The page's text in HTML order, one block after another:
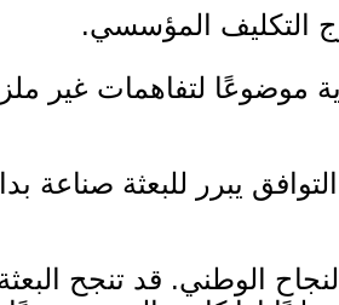
التكليف المؤسسي.
موضوعًا لتفاهمات غير
يبرر للبعثة صناعة
الوطني. قد تنجح